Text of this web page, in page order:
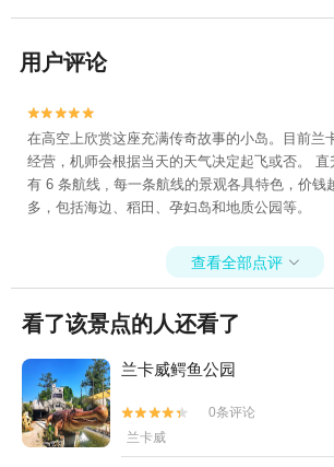
用户评论


在高空上欣赏这座充满传奇故事的小岛。目前兰
经营，机师会根据当天的天气决定起飞或否。
有 6 条航线 , 每一条航线的景观各具特色，价钱
多，包括海边、稻田、孕妇岛和地质公园等。
查看全部点评 
看了该景点的人还看了
兰卡威鳄鱼公园


0条评论
兰卡威